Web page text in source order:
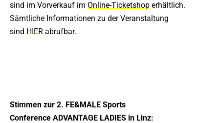
sind im Vorverkauf im Online-Ticketshop erhältlich.
Sämtliche Informationen zu der Veranstaltung
sind HIER abrufbar.
Stimmen zur 2. FE&MALE Sports
Conference ADVANTAGE LADIES in Linz: